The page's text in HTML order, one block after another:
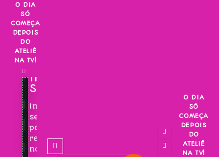
Skip
content
O DIA
SÓ
COMEÇA
DEPOIS
DO
ATELIÊ
NA TV!
INSCREVA-
SE!
Inscreva-
se
para
receber
novidades!
O DIA
SÓ
COMEÇA
DEPOIS
DO
ATELIÊ
NA TV!